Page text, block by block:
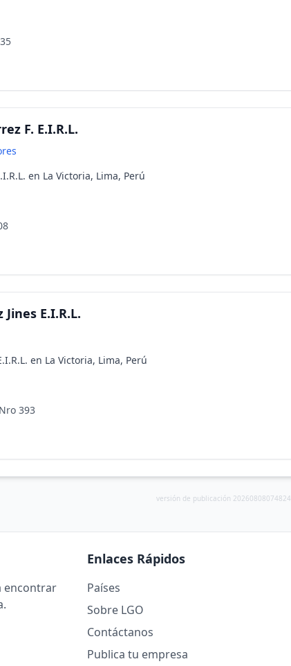
F. E.I.R.L.
en La Victoria, Lima, Perú
E.I.R.L.
en La Victoria, Lima, Perú
393
versión de publicación 20260808074824
encontrar
Enlaces Rápidos
Países
Sobre LGO
Contáctanos
Publica tu empresa